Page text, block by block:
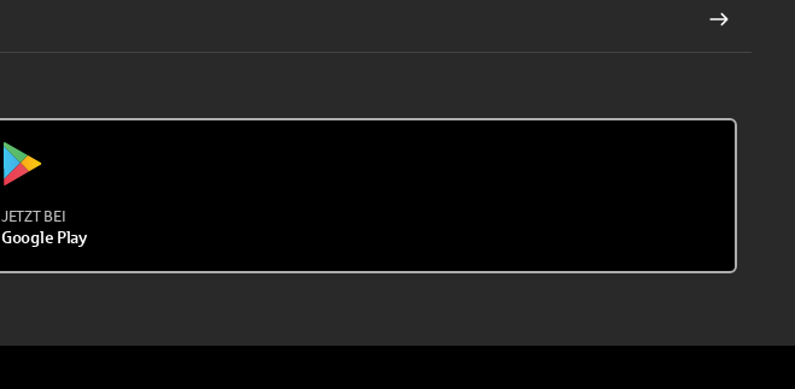
JETZT BEI
Google Play